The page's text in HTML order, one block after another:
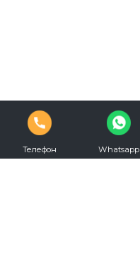
vkontakte
Телефон Whatsapp